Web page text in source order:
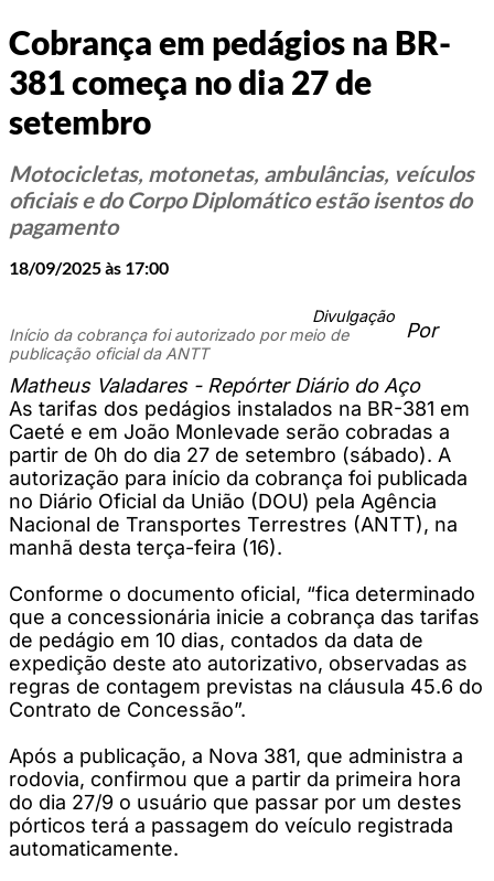
Cobrança em pedágios na BR-
381 começa no dia 27 de
setembro
Motocicletas, motonetas, ambulâncias, veículos
oficiais e do Corpo Diplomático estão isentos do
pagamento
18/09/2025 às 17:00
Divulgação
Início da cobrança foi autorizado por meio de
publicação oficial da ANTT
Por
Matheus Valadares - Repórter Diário do Aço
As tarifas dos pedágios instalados na BR-381 em
Caeté e em João Monlevade serão cobradas a
partir de 0h do dia 27 de setembro (sábado). A
autorização para início da cobrança foi publicada
no Diário Oficial da União (DOU) pela Agência
Nacional de Transportes Terrestres (ANTT), na
manhã desta terça-feira (16).
Conforme o documento oficial, “fica determinado
que a concessionária inicie a cobrança das tarifas
de pedágio em 10 dias, contados da data de
expedição deste ato autorizativo, observadas as
regras de contagem previstas na cláusula 45.6 do
Contrato de Concessão”.
Após a publicação, a Nova 381, que administra a
rodovia, confirmou que a partir da primeira hora
do dia 27/9 o usuário que passar por um destes
pórticos terá a passagem do veículo registrada
automaticamente.